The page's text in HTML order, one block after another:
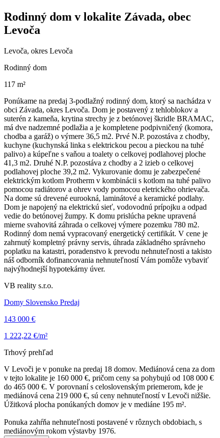
Rodinný dom v lokalite Závada, obec
Levoča
Levoča, okres Levoča
Rodinný dom
117 m²
Ponúkame na predaj 3-podlažný rodinný dom, ktorý sa nachádza v
obci Závada, okres Levoča. Dom je postavený z tehloblokov a
suterén z kameňa, krytina strechy je z betónovej škridle BRAMAC,
má dve nadzemné podlažia a je kompletene podpivničený (komora,
chodba a garáž) o výmere 36,5 m2. Prvé N.P. pozostáva z chodby,
kuchyne (kuchynská linka s elektrickou pecou a pieckou na tuhé
palivo) a kúpeľne s vaňou a toalety o celkovej podlahovej ploche
41,3 m2. Druhé N.P. pozostáva z chodby a 2 izieb o celkovej
podlahovej ploche 39,2 m2. Vykurovanie domu je zabezpečené
elektrickým kotlom Protherm v kombinácii s kotlom na tuhé palivo
pomocou radiátorov a ohrev vody pomocou eletrického ohrievača.
Na dome sú drevené eurookná, laminátové a keramické podlahy.
Dom je napojený na elektrickú sieť, vodovodnú prípojku a odpad
vedie do betónovej žumpy. K domu prislúcha pekne upravená
mierne svahovitá záhrada o celkovej výmere pozemku 780 m2.
Rodinný dom nemá vypracovaný energetický certifikát. V cene je
zahrnutý kompletný právny servis, úhrada základného správneho
poplatku na katastri, poradenstvo k prevodu nehnuteľnosti a takisto
náš odborník dofinancovania nehnuteľností Vám pomôže vybaviť
najvýhodnejší hypotekárny úver.
VB reality s.r.o.
Domy Slovensko Predaj
143 000 €
1 222,22 €/m²
Trhový prehľad
V Levoči je v ponuke na predaj 18 domov. Mediánová cena za dom
v tejto lokalite je 160 000 €, pričom ceny sa pohybujú od 108 000 €
do 465 000 €. V porovnaní s celoslovenským priemerom, kde je
mediánová cena 219 000 €, sú ceny nehnuteľností v Levoči nižšie.
Úžitková plocha ponúkaných domov je v mediáne 195 m².
Ponuka zahŕňa nehnuteľnosti postavené v rôznych obdobiach, s
mediánovým rokom výstavby 1976.